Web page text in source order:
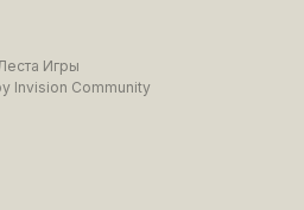
Игры
Invision Community